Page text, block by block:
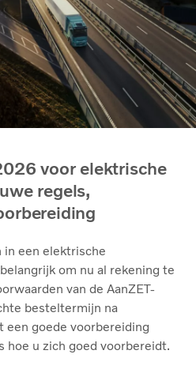
voor elektrische
regels,
een elektrische
om nu al rekening te
van de AanZET-
besteltermijn na
een goede voorbereiding
hoe u zich goed voorbereidt.